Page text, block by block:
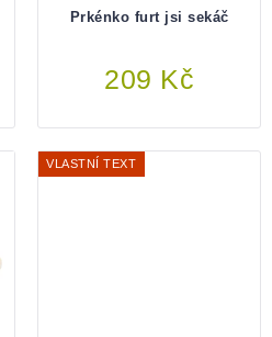
Prkénko furt jsi sekáč
209 Kč
Do košíku
VLASTNÍ TEXT